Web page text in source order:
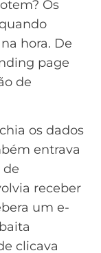
Os
hora. De
page
de
os dados
entrava
receber
um e-
clicava